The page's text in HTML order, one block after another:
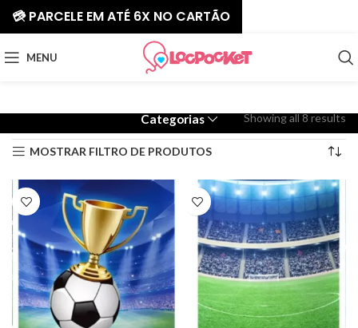
MENU
Categorias Showing all 8 results
MOSTRAR FILTRO DE PRODUTOS
💳 PARCELE EM ATÉ 6X NO CARTÃO